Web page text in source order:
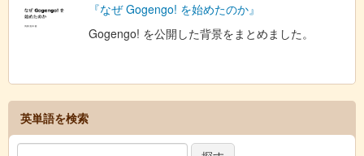
『なぜ Gogengo! を始めたのか』
Gogengo! を公開した背景をまとめました。
英単語を検索